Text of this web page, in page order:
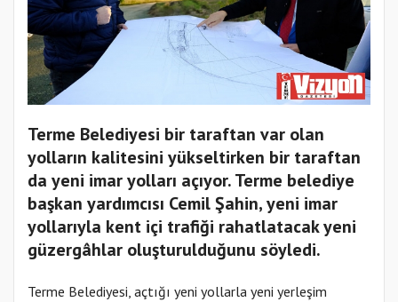
Terme Belediyesi bir taraftan var olan
yolların kalitesini yükseltirken bir taraftan
da yeni imar yolları açıyor. Terme belediye
başkan yardımcısı Cemil Şahin, yeni imar
yollarıyla kent içi trafiği rahatlatacak yeni
güzergâhlar oluşturulduğunu söyledi.
Terme Belediyesi, açtığı yeni yollarla yeni yerleşim